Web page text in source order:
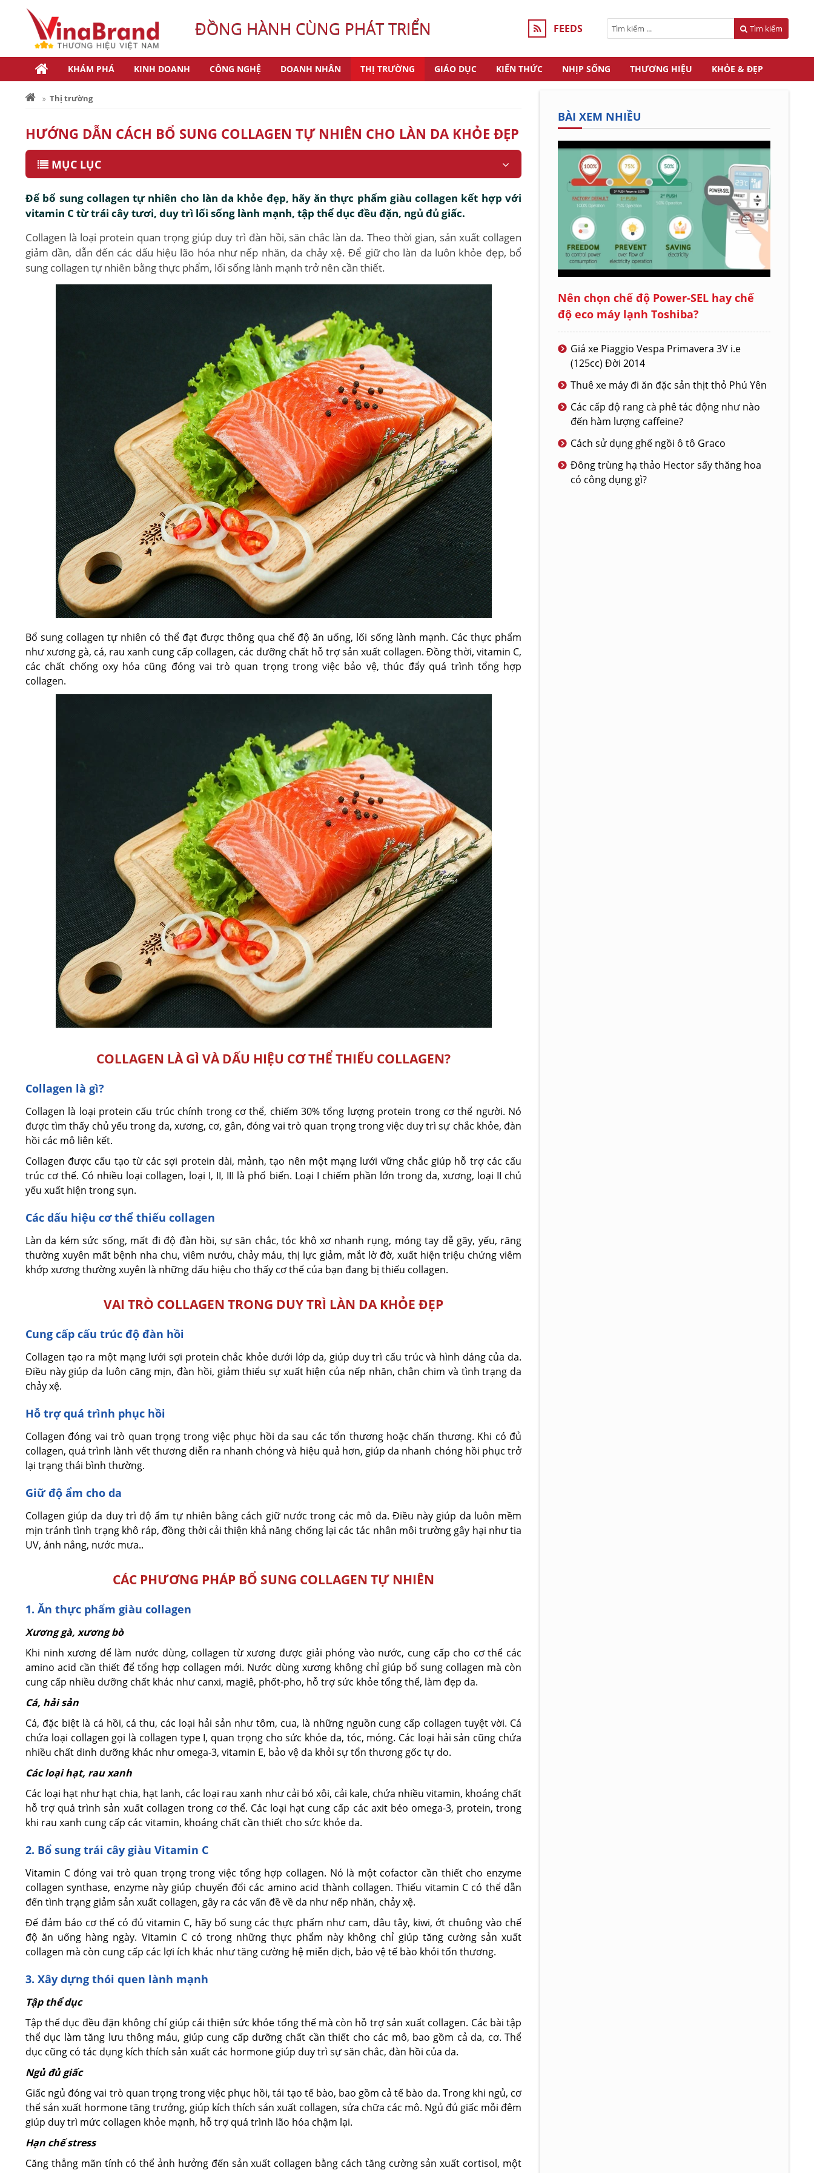
ĐỒNG HÀNH CÙNG PHÁT TRIỂN FEEDS Tìm kiếm
KHÁM PHÁ KINH DOANH CÔNG NGHỆ DOANH NHÂN THỊ TRƯỜNG GIÁO DỤC KIẾN THỨC NHỊP SỐNG THƯƠNG HIỆU KHỎE & ĐẸP
Thị trường
HƯỚNG DẪN CÁCH BỔ SUNG COLLAGEN TỰ NHIÊN CHO LÀN DA KHỎE ĐẸP
MỤC LỤC
Để bổ sung collagen tự nhiên cho làn da khỏe đẹp, hãy ăn thực phẩm giàu collagen kết hợp với
vitamin C từ trái cây tươi, duy trì lối sống lành mạnh, tập thể dục đều đặn, ngủ đủ giấc.
Collagen là loại protein quan trọng giúp duy trì đàn hồi, săn chắc làn da. Theo thời gian, sản xuất collagen
giảm dần, dẫn đến các dấu hiệu lão hóa như nếp nhăn, da chảy xệ. Để giữ cho làn da luôn khỏe đẹp, bổ
sung collagen tự nhiên bằng thực phẩm, lối sống lành mạnh trở nên cần thiết.
Bổ sung collagen tự nhiên có thể đạt được thông qua chế độ ăn uống, lối sống lành mạnh. Các thực phẩm
như xương gà, cá, rau xanh cung cấp collagen, các dưỡng chất hỗ trợ sản xuất collagen. Đồng thời, vitamin C,
các chất chống oxy hóa cũng đóng vai trò quan trọng trong việc bảo vệ, thúc đẩy quá trình tổng hợp
collagen.
COLLAGEN LÀ GÌ VÀ DẤU HIỆU CƠ THỂ THIẾU COLLAGEN?
Collagen là gì?
Collagen là loại protein cấu trúc chính trong cơ thể, chiếm 30% tổng lượng protein trong cơ thể người. Nó
được tìm thấy chủ yếu trong da, xương, cơ, gân, đóng vai trò quan trọng trong việc duy trì sự chắc khỏe, đàn
hồi các mô liên kết.
Collagen được cấu tạo từ các sợi protein dài, mảnh, tạo nên một mạng lưới vững chắc giúp hỗ trợ các cấu
trúc cơ thể. Có nhiều loại collagen, loại I, II, III là phổ biến. Loại I chiếm phần lớn trong da, xương, loại II chủ
yếu xuất hiện trong sụn.
Các dấu hiệu cơ thể thiếu collagen
Làn da kém sức sống, mất đi độ đàn hồi, sự săn chắc, tóc khô xơ nhanh rụng, móng tay dễ gãy, yếu, răng
thường xuyên mất bệnh nha chu, viêm nướu, chảy máu, thị lực giảm, mắt lờ đờ, xuất hiện triệu chứng viêm
khớp xương thường xuyên là những dấu hiệu cho thấy cơ thể của bạn đang bị thiếu collagen.
VAI TRÒ COLLAGEN TRONG DUY TRÌ LÀN DA KHỎE ĐẸP
Cung cấp cấu trúc độ đàn hồi
Collagen tạo ra một mạng lưới sợi protein chắc khỏe dưới lớp da, giúp duy trì cấu trúc và hình dáng của da.
Điều này giúp da luôn căng mịn, đàn hồi, giảm thiểu sự xuất hiện của nếp nhăn, chân chim và tình trạng da
chảy xệ.
Hỗ trợ quá trình phục hồi
Collagen đóng vai trò quan trọng trong việc phục hồi da sau các tổn thương hoặc chấn thương. Khi có đủ
collagen, quá trình lành vết thương diễn ra nhanh chóng và hiệu quả hơn, giúp da nhanh chóng hồi phục trở
lại trạng thái bình thường.
Giữ độ ẩm cho da
Collagen giúp da duy trì độ ẩm tự nhiên bằng cách giữ nước trong các mô da. Điều này giúp da luôn mềm
mịn tránh tình trạng khô ráp, đồng thời cải thiện khả năng chống lại các tác nhân môi trường gây hại như tia
UV, ánh nắng, nước mưa..
CÁC PHƯƠNG PHÁP BỔ SUNG COLLAGEN TỰ NHIÊN
1. Ăn thực phẩm giàu collagen
Xương gà, xương bò
Khi ninh xương để làm nước dùng, collagen từ xương được giải phóng vào nước, cung cấp cho cơ thể các
amino acid cần thiết để tổng hợp collagen mới. Nước dùng xương không chỉ giúp bổ sung collagen mà còn
cung cấp nhiều dưỡng chất khác như canxi, magiê, phốt-pho, hỗ trợ sức khỏe tổng thể, làm đẹp da.
Cá, hải sản
Cá, đặc biệt là cá hồi, cá thu, các loại hải sản như tôm, cua, là những nguồn cung cấp collagen tuyệt vời. Cá
chứa loại collagen gọi là collagen type I, quan trọng cho sức khỏe da, tóc, móng. Các loại hải sản cũng chứa
nhiều chất dinh dưỡng khác như omega-3, vitamin E, bảo vệ da khỏi sự tổn thương gốc tự do.
Các loại hạt, rau xanh
Các loại hạt như hạt chia, hạt lanh, các loại rau xanh như cải bó xôi, cải kale, chứa nhiều vitamin, khoáng chất
hỗ trợ quá trình sản xuất collagen trong cơ thể. Các loại hạt cung cấp các axit béo omega-3, protein, trong
khi rau xanh cung cấp các vitamin, khoáng chất cần thiết cho sức khỏe da.
2. Bổ sung trái cây giàu Vitamin C
Vitamin C đóng vai trò quan trọng trong việc tổng hợp collagen. Nó là một cofactor cần thiết cho enzyme
collagen synthase, enzyme này giúp chuyển đổi các amino acid thành collagen. Thiếu vitamin C có thể dẫn
đến tình trạng giảm sản xuất collagen, gây ra các vấn đề về da như nếp nhăn, chảy xệ.
Để đảm bảo cơ thể có đủ vitamin C, hãy bổ sung các thực phẩm như cam, dâu tây, kiwi, ớt chuông vào chế
độ ăn uống hàng ngày. Vitamin C có trong những thực phẩm này không chỉ giúp tăng cường sản xuất
collagen mà còn cung cấp các lợi ích khác như tăng cường hệ miễn dịch, bảo vệ tế bào khỏi tổn thương.
3. Xây dựng thói quen lành mạnh
Tập thể dục
Tập thể dục đều đặn không chỉ giúp cải thiện sức khỏe tổng thể mà còn hỗ trợ sản xuất collagen. Các bài tập
thể dục làm tăng lưu thông máu, giúp cung cấp dưỡng chất cần thiết cho các mô, bao gồm cả da, cơ. Thể
dục cũng có tác dụng kích thích sản xuất các hormone giúp duy trì sự săn chắc, đàn hồi của da.
Ngủ đủ giấc
Giấc ngủ đóng vai trò quan trọng trong việc phục hồi, tái tạo tế bào, bao gồm cả tế bào da. Trong khi ngủ, cơ
thể sản xuất hormone tăng trưởng, giúp kích thích sản xuất collagen, sửa chữa các mô. Ngủ đủ giấc mỗi đêm
giúp duy trì mức collagen khỏe mạnh, hỗ trợ quá trình lão hóa chậm lại.
Hạn chế stress
Căng thẳng mãn tính có thể ảnh hưởng đến sản xuất collagen bằng cách tăng cường sản xuất cortisol, một
BÀI XEM NHIỀU
Nên chọn chế độ Power-SEL hay chế
độ eco máy lạnh Toshiba?
Giá xe Piaggio Vespa Primavera 3V i.e
(125cc) Đời 2014
Thuê xe máy đi ăn đặc sản thịt thỏ Phú Yên
Các cấp độ rang cà phê tác động như nào
đến hàm lượng caffeine?
Cách sử dụng ghế ngồi ô tô Graco
Đông trùng hạ thảo Hector sấy thăng hoa
có công dụng gì?